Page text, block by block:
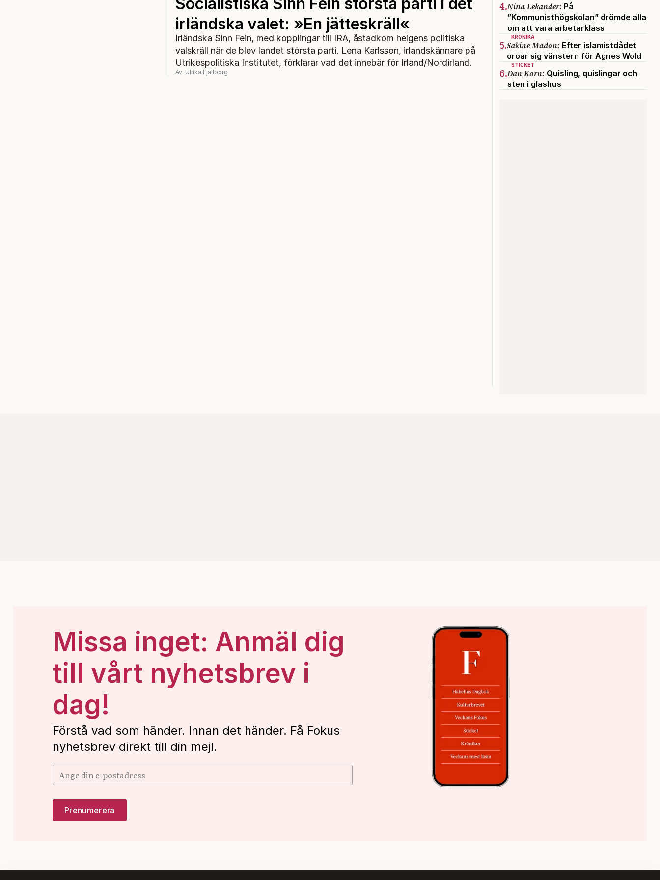
irländska valet: »En jätteskräll«
Irländska Sinn Fein, med kopplingar till IRA, åstadkom helgens politiska
valskräll när de blev landet största parti. Lena Karlsson, irlandskännare på
Utrikespolitiska Institutet, förklarar vad det innebär för Irland/Nordirland.
Av: Ulrika Fjällborg
4.Nina Lekander: På
”Kommunisthögskolan” drömde alla
om att vara arbetarklass
KRÖNIKA
5.Sakine Madon: Efter islamistdådet
oroar sig vänstern för Agnes Wold
STICKET
6.Dan Korn: Quisling, quislingar och
sten i glashus
Missa inget: Anmäl dig
till vårt nyhetsbrev i
dag!
Förstå vad som händer. Innan det händer. Få Fokus
nyhetsbrev direkt till din mejl.